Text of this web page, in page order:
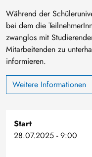
Während der
bei dem die
zwanglos mit
Mitarbeitenden zu
informieren.
Weitere Informationen
Start
28.07.2025 - 9:00